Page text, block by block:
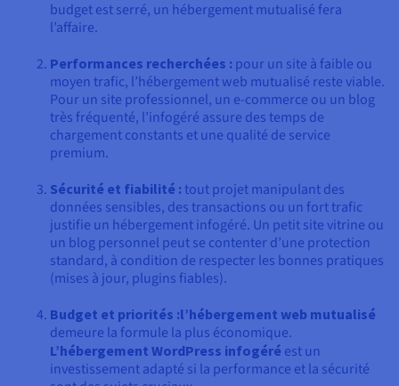
budget est serré, un hébergement mutualisé fera
l’affaire.
Performances recherchées : pour un site à faible ou
moyen trafic, l’hébergement web mutualisé reste viable.
Pour un site professionnel, un e-commerce ou un blog
très fréquenté, l’infogéré assure des temps de
chargement constants et une qualité de service
premium.
Sécurité et fiabilité : tout projet manipulant des
données sensibles, des transactions ou un fort trafic
justifie un hébergement infogéré. Un petit site vitrine ou
un blog personnel peut se contenter d’une protection
standard, à condition de respecter les bonnes pratiques
(mises à jour, plugins fiables).
Budget et priorités :l’hébergement web mutualisé
demeure la formule la plus économique.
L’hébergement WordPress infogéré est un
investissement adapté si la performance et la sécurité